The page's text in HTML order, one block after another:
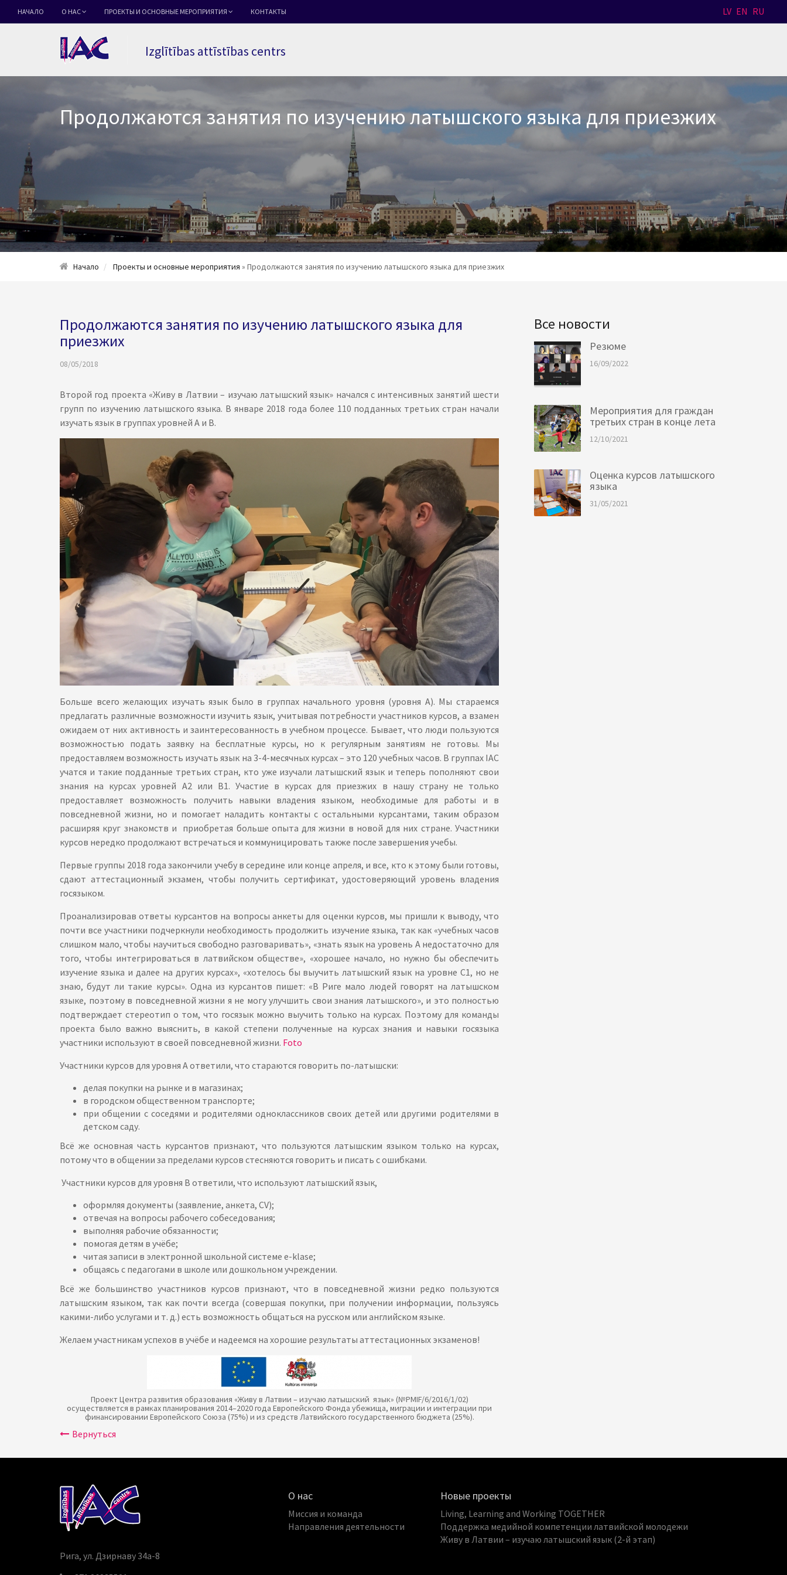
НАЧАЛО О НАС ПРОЕКТЫ И ОСНОВНЫЕ МЕРОПРИЯТИЯ КОНТАКТЫ LV EN RU
Izglītības attīstības centrs
Продолжаются занятия по изучению латышского языка для приезжих
Начало Проекты и основные мероприятия » Продолжаются занятия по изучению латышского языка для приезжих
Продолжаются занятия по изучению латышского языка для
приезжих
08/05/2018
Второй год проекта «Живу в Латвии – изучаю латышский язык» начался с интенсивных занятий шести
групп по изучению латышского языка. В январе 2018 года более 110 подданных третьих стран начали
изучать язык в группах уровней А и В.
Больше всего желающих изучать язык было в группах начального уровня (уровня А). Мы стараемся
предлагать различные возможности изучить язык, учитывая потребности участников курсов, а взамен
ожидаем от них активность и заинтересованность в учебном процессе. Бывает, что люди пользуются
возможностью подать заявку на бесплатные курсы, но к регулярным занятиям не готовы. Мы
предоставляем возможность изучать язык на 3-4-месячных курсах – это 120 учебных часов. В группах IAC
учатся и такие подданные третьих стран, кто уже изучали латышский язык и теперь пополняют свои
знания на курсах уровней А2 или В1. Участие в курсах для приезжих в нашу страну не только
предоставляет возможность получить навыки владения языком, необходимые для работы и в
повседневной жизни, но и помогает наладить контакты с остальными курсантами, таким образом
расширяя круг знакомств и приобретая больше опыта для жизни в новой для них стране. Участники
курсов нередко продолжают встречаться и коммуницировать также после завершения учебы.
Первые группы 2018 года закончили учебу в середине или конце апреля, и все, кто к этому были готовы,
сдают аттестационный экзамен, чтобы получить сертификат, удостоверяющий уровень владения
госязыком.
Проанализировав ответы курсантов на вопросы анкеты для оценки курсов, мы пришли к выводу, что
почти все участники подчеркнули необходимость продолжить изучение языка, так как «учебных часов
слишком мало, чтобы научиться свободно разговаривать», «знать язык на уровень А недостаточно для
того, чтобы интегрироваться в латвийском обществе», «хорошее начало, но нужно бы обеспечить
изучение языка и далее на других курсах», «хотелось бы выучить латышский язык на уровне С1, но не
знаю, будут ли такие курсы». Одна из курсантов пишет: «В Риге мало людей говорят на латышском
языке, поэтому в повседневной жизни я не могу улучшить свои знания латышского», и это полностью
подтверждает стереотип о том, что госязык можно выучить только на курсах. Поэтому для команды
проекта было важно выяснить, в какой степени полученные на курсах знания и навыки госязыка
участники используют в своей повседневной жизни. Foto
Участники курсов для уровня А ответили, что стараются говорить по-латышски:
делая покупки на рынке и в магазинах;
в городском общественном транспорте;
при общении с соседями и родителями одноклассников своих детей или другими родителями в
детском саду.
Всё же основная часть курсантов признают, что пользуются латышским языком только на курсах,
потому что в общении за пределами курсов стесняются говорить и писать с ошибками.
Участники курсов для уровня В ответили, что используют латышский язык,
оформляя документы (заявление, анкета, CV);
отвечая на вопросы рабочего собеседования;
выполняя рабочие обязанности;
помогая детям в учёбе;
читая записи в электронной школьной системе e-klasе;
общаясь с педагогами в школе или дошкольном учреждении.
Всё же большинство участников курсов признают, что в повседневной жизни редко пользуются
латышским языком, так как почти всегда (совершая покупки, при получении информации, пользуясь
какими-либо услугами и т. д.) есть возможность общаться на русском или английском языке.
Желаем участникам успехов в учёбе и надеемся на хорошие результаты аттестационных экзаменов!
Проект Центра развития образования «Живу в Латвии – изучаю латышский язык» (№PMIF/6/2016/1/02)
осуществляется в рамках планирования 2014–2020 года Европейского Фонда убежища, миграции и интеграции при
финансировании Европейского Союза (75%) и из средств Латвийского государственного бюджета (25%).
Bернуться
Все новости
Резюме
16/09/2022
Мероприятия для граждан
третьих стран в конце лета
12/10/2021
Оценка курсов латышского
языка
31/05/2021
Рига, ул. Дзирнаву 34a-8
О нас
Миссия и команда
Направления деятельности
Новые проекты
Living, Learning and Working TOGETHER
Поддержка медийной компетенции латвийской молодежи
Живу в Латвии – изучаю латышский язык (2-й этап)